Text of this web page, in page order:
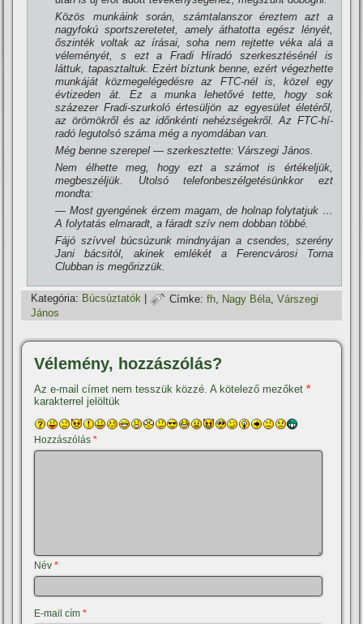
Közös munkáink során, számtalanszor éreztem azt a
nagyfokú sportszeretetet, amely áthatotta egész lényét,
őszinték voltak az í­rásai, soha nem rejtette véka alá a
véleményét, s ezt a Fradi Hí­radó szerkesztésénél is
láttuk, tapasztaltuk. Ezért bí­ztunk benne, ezért végezhette
munkáját közmegelégedésre az FTC-nél is, közel egy
évtizeden át. Ez a munka lehetővé tette, hogy sok
százezer Fradi-szurkoló értesüljön az egyesület életéről,
az örömökről és az időnkénti nehézségekről. Az FTC-hí­
radó legutolsó száma még a nyomdában van.
Még benne szerepel — szerkesztette: Várszegi János.
Nem élhette meg, hogy ezt a számot is értékeljük,
megbeszéljük. Utolsó telefonbeszélgetésünkkor ezt
mondta:
— Most gyengének érzem magam, de holnap folytatjuk …
A folytatás elmaradt, a fáradt szí­v nem dobban többé.
Fájó szí­vvel búcsúzunk mindnyájan a csendes, szerény
Jani bácsitól, akinek emlékét a Ferencvárosi Torna
Clubban is megőrizzük.
Kategória: Búcsúztatók | Címke: fh Nagy Béla ,Várszegi
János
Vélemény, hozzászólás?
Az e-mail címet nem tesszük közzé. A kötelező mezőket*
karakterrel jelöltük
Hozzászólás*
Név*
E-mail cím*